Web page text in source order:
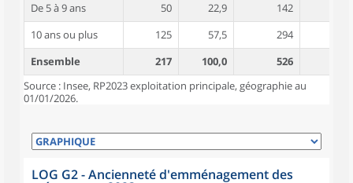
De 5 à 9 ans
50 22,9 142
10 ans ou plus
125 57,5 294
Ensemble
217 100,0 526
Source : Insee, RP2023 exploitation principale, géographie au
01/01/2026.
LOG G2 - Ancienneté d'emménagement des